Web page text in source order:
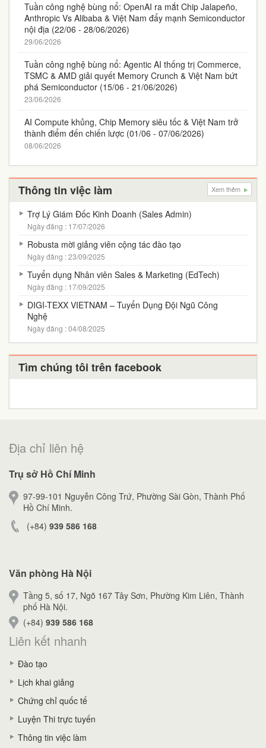
Tuần công nghệ bùng nổ: OpenAI ra mắt Chip Jalapeño,
Anthropic Vs Alibaba & Việt Nam đẩy mạnh Semiconductor
nội địa (22/06 - 28/06/2026)
29/06/2026
Tuần công nghệ bùng nổ: Agentic AI thống trị Commerce,
TSMC & AMD giải quyết Memory Crunch & Việt Nam bứt
phá Semiconductor (15/06 - 21/06/2026)
23/06/2026
AI Compute khủng, Chip Memory siêu tốc & Việt Nam trở
thành điểm đến chiến lược (01/06 - 07/06/2026)
08/06/2026
Thông tin việc làm Xem thêm
Trợ Lý Giám Đốc Kinh Doanh (Sales Admin)
Ngày đăng : 17/07/2026
Robusta mời giảng viên cộng tác đào tạo
Ngày đăng : 23/09/2025
Tuyển dụng Nhân viên Sales & Marketing (EdTech)
Ngày đăng : 17/09/2025
DIGI-TEXX VIETNAM – Tuyển Dụng Đội Ngũ Công
Nghệ
Ngày đăng : 04/08/2025
Tìm chúng tôi trên facebook
Địa chỉ liên hệ
Trụ sở Hồ Chí Minh
97-99-101 Nguyễn Công Trứ, Phường Sài Gòn, Thành Phố
Hồ Chí Minh.
(+84) 939 586 168
Văn phòng Hà Nội
Tầng 5, số 17, Ngõ 167 Tây Sơn, Phường Kim Liên, Thành
phố Hà Nội.
(+84) 939 586 168
Liên kết nhanh
Đào tạo
Lịch khai giảng
Chứng chỉ quốc tế
Luyện Thi trực tuyến
Thông tin việc làm